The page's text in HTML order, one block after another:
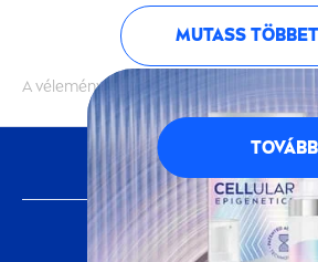
MUTASS TÖBBET
A vélemények hitelességét nem
FONTOS
KÖVESS MINKET
TOVÁBB